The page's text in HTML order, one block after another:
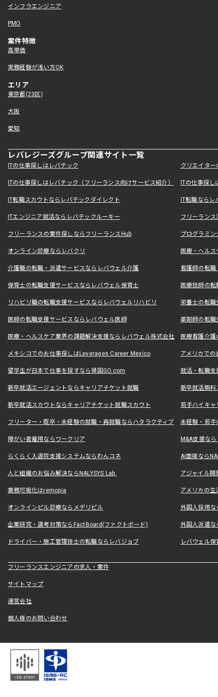
インフラエンジニア
PMO
案件特徴
高単価
実務経験が浅い方OK
エリア
東京都(23区)
大阪
愛知
レバレジーズグループ関連サイト一覧
ITの仕事探しはレバテック クリエイタ
ITの仕事探しはレバテック（フリーランス向けサービス紹介） ITの仕事探
IT転職スカウトならレバテックダイレクト IT転職なら
ITエンジニア就活ならレバテックルーキー フリーラン
フリーランスの案件探しならフリーランスHub プログラミ
オンライン診療ならレバクリ 医療・ヘル
介護職の転職・派遣サービスならレバウェル介護 看護師の転
保育士の転職支援サービスならレバウェル保育士 医療技師の
リハビリ職の転職支援サービスならレバウェルリハビリ 栄養士の転
医師の転職支援サービスならレバウェル医師 薬剤師の転
医療・ヘルスケア業界の課題解決支援ならレバウェル株式会社 医療看護介
メキシコでのお仕事探しはLeverages Career Mexico アメリカで
留学生が日本で仕事を探すなら帰国GO.com 就活・転職
新卒就活エージェントならキャリアチケット就職 新卒就活無料
新卒就活スカウトならキャリアチケット就職スカウト 若手ハイキ
フリーター・既卒・未経験の就職・再就職ならハタラクティブ 未経験・若手
障がい者雇用ならワークリア M&A支援な
らくらく入退院支援システムならわんコネ AI面接なら
人と組織のお悩み解決ならNALYSYS Lab. アジャイル
業務可視化はremopia アメリカの
オンラインピル診療ならメデリピル 外国人採用
企業研究・選考対策ならFactBoard(ファクトボード) 外国人派遣な
ドライバー・施工管理技士の転職ならレバジョブ レバウェル
フリーランスエンジニアの求人・案件
サイトマップ
運営会社
個人様のお問い合わせ